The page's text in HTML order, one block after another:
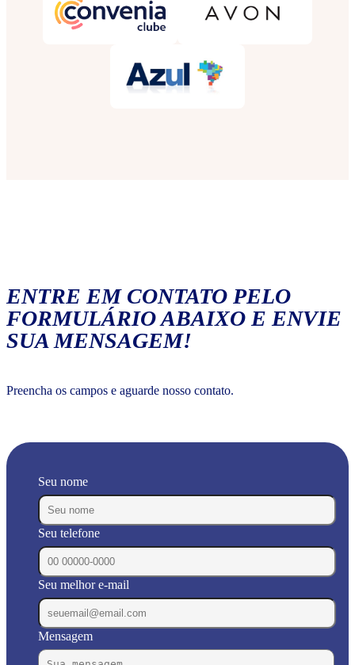
ENTRE EM CONTATO PELO
FORMULÁRIO ABAIXO E ENVIE
SUA MENSAGEM!
Preencha os campos e aguarde nosso contato.
Seu nome
Seu telefone
Seu melhor e-mail
Mensagem